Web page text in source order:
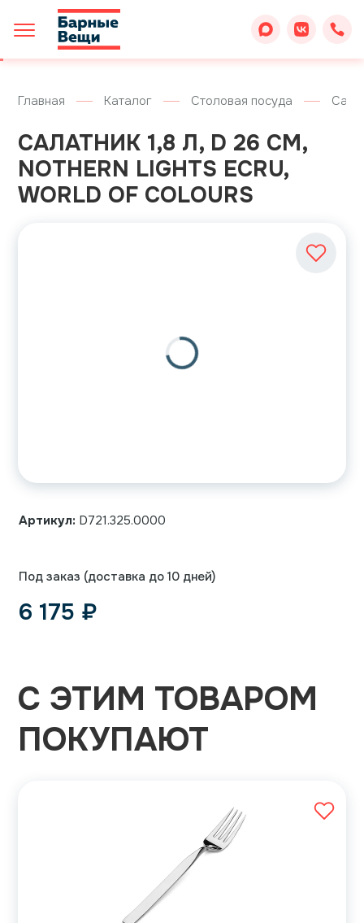
Главная Каталог Столовая посуда
САЛАТНИК 1,8 Л, D 26 СМ,
NOTHERN LIGHTS ECRU,
WORLD OF COLOURS
Артикул: D721.325.0000
Под заказ (доставка до 10 дней)
6 175 ₽
С ЭТИМ ТОВАРОМ
ПОКУПАЮТ